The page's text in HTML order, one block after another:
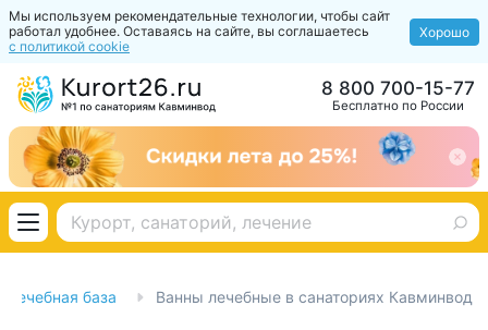
Мы используем рекомендательные технологии, чтобы сайт
работал удобнее. Оставаясь на сайте, вы соглашаетесь
с политикой cookie
Хорошо
Бесплатно по России
8 800 700-15-77
Лечебная база Ванны лечебные в санаториях Кавминвод